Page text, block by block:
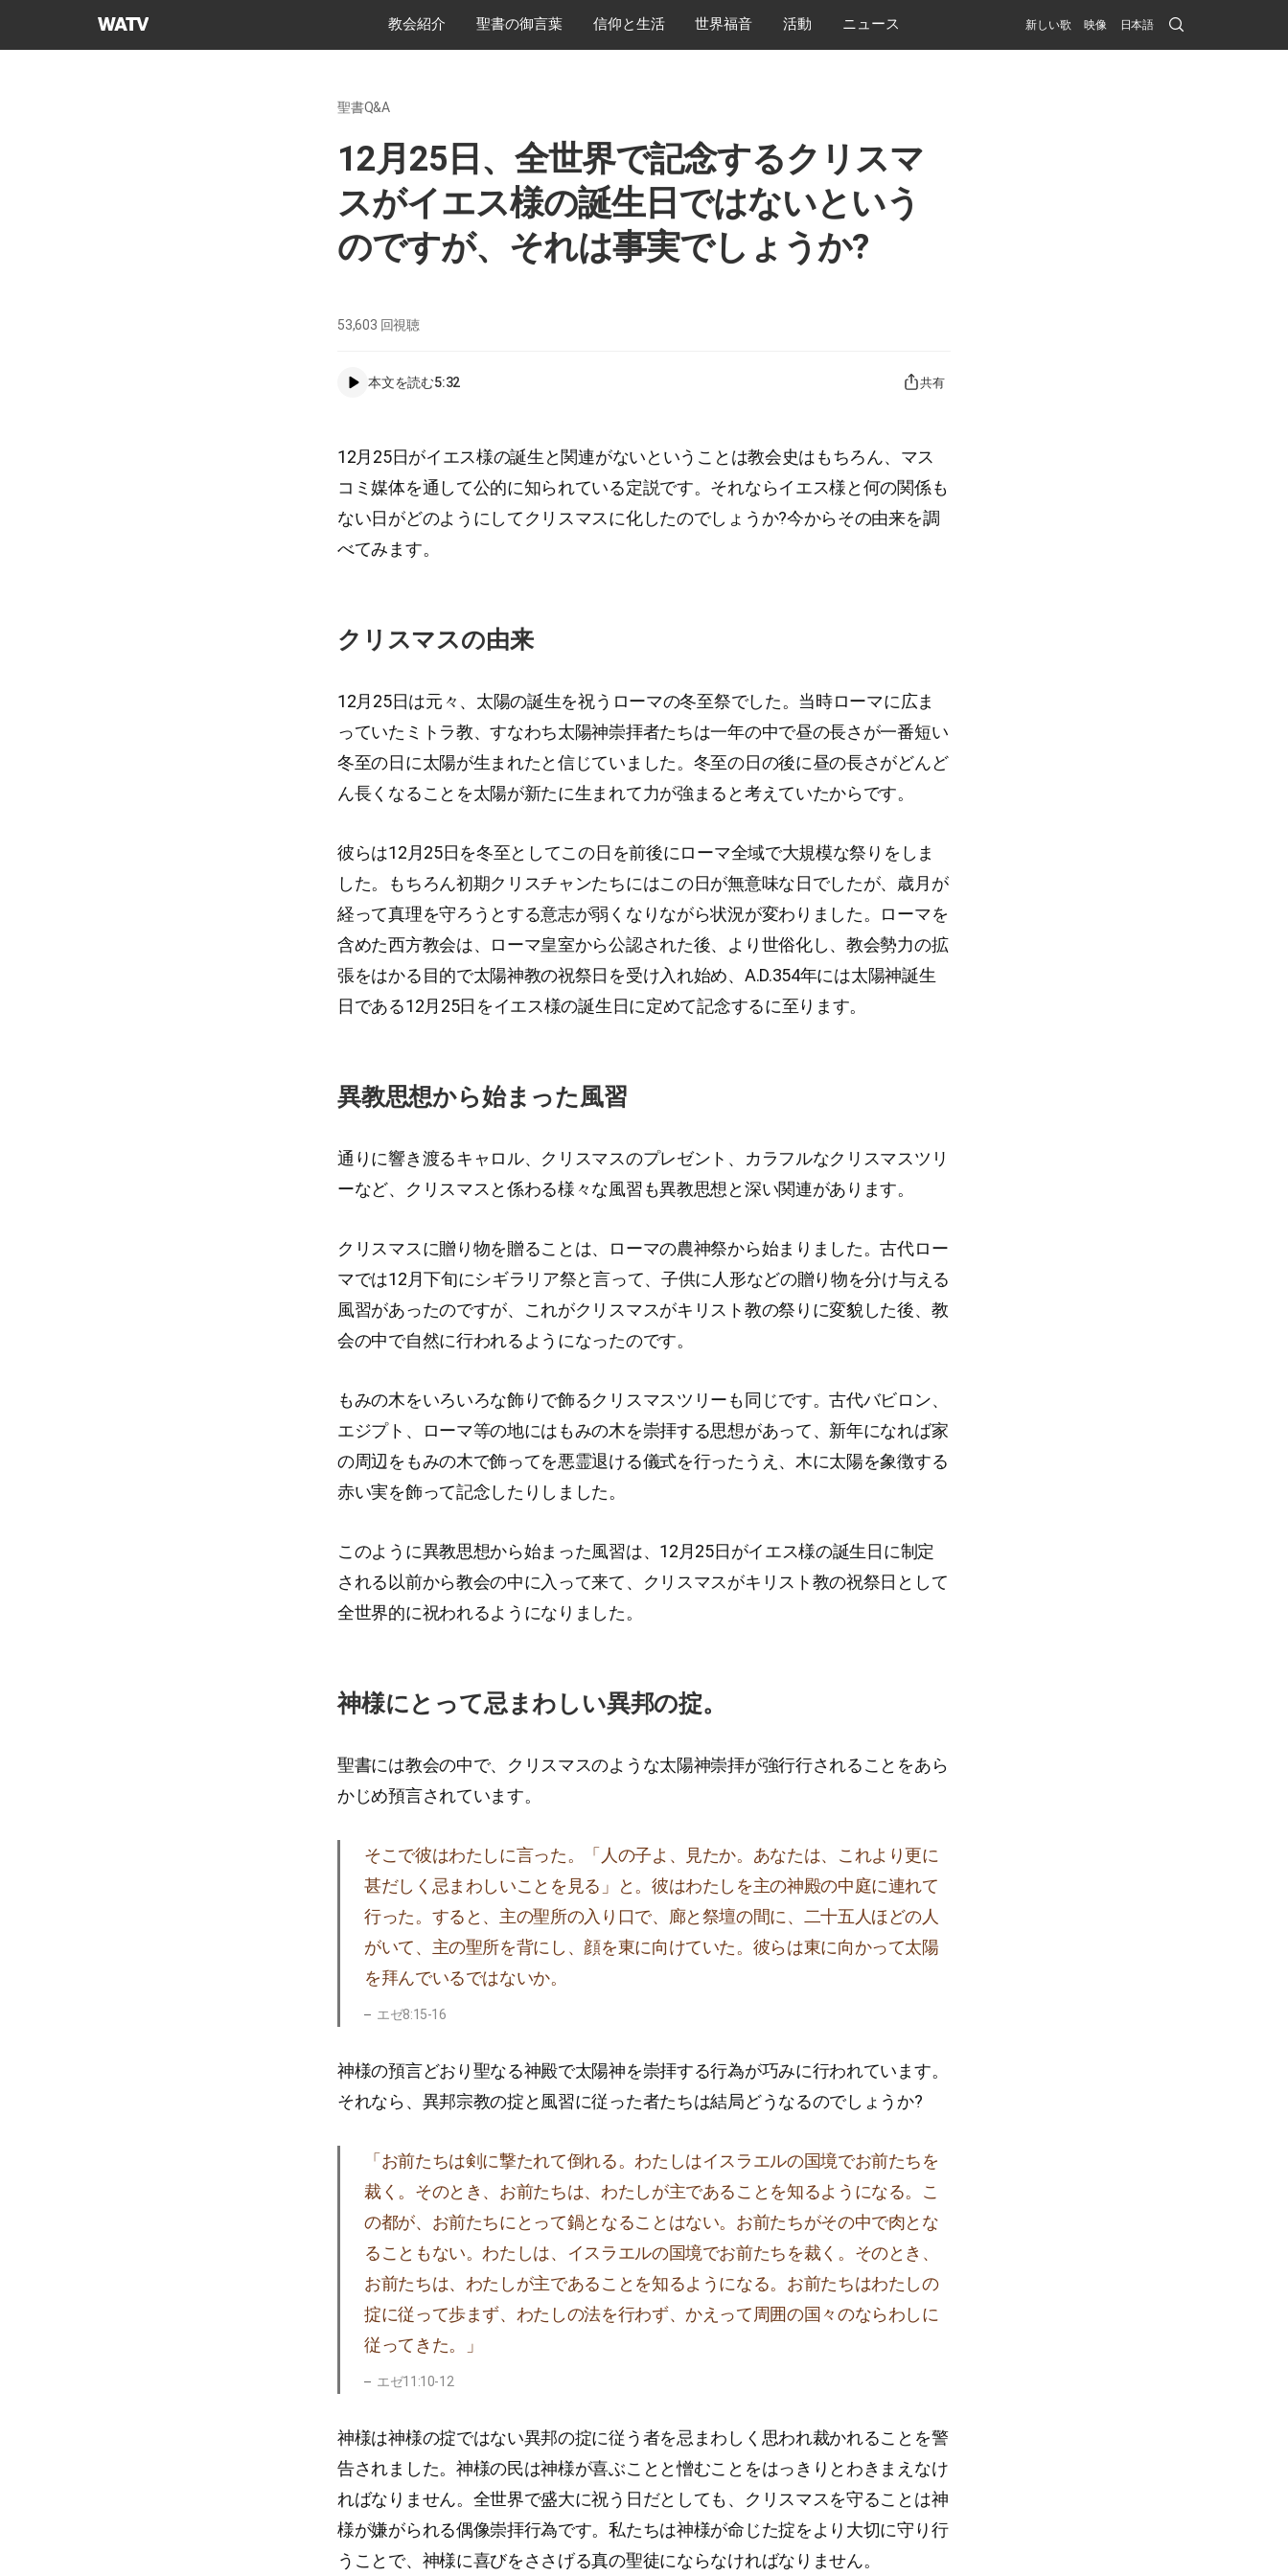
神
教会紹介 ​聖書の御言葉 ​信仰と生活 世界福音 活動 ニュース 新しい歌 映像 日本語 Search
Submit
聖書Q&A
12月25日、全世界で記念するクリスマ
スがイエス様の誕生日ではないという
のですが、それは事実でしょうか?
53,603 回視聴
本文を読む5:32 共有
12月25日がイエス様の誕生と関連がないということは教会史はもちろん、マス
コミ媒体を通して公的に知られている定説です。それならイエス様と何の関係も
ない日がどのようにしてクリスマスに化したのでしょうか?今からその由来を調
べてみます。
クリスマスの由来
12月25日は元々、太陽の誕生を祝うローマの冬至祭でした。当時ローマに広ま
っていたミトラ教、すなわち太陽神崇拝者たちは一年の中で昼の長さが一番短い
冬至の日に太陽が生まれたと信じていました。冬至の日の後に昼の長さがどんど
ん長くなることを太陽が新たに生まれて力が強まると考えていたからです。
彼らは12月25日を冬至としてこの日を前後にローマ全域で大規模な祭りをしま
した。もちろん初期クリスチャンたちにはこの日が無意味な日でしたが、歳月が
経って真理を守ろうとする意志が弱くなりながら状況が変わりました。ローマを
含めた西方教会は、ローマ皇室から公認された後、より世俗化し、教会勢力の拡
張をはかる目的で太陽神教の祝祭日を受け入れ始め、A.D.354年には太陽神誕生
日である12月25日をイエス様の誕生日に定めて記念するに至ります。
異教思想から始まった風習
通りに響き渡るキャロル、クリスマスのプレゼント、カラフルなクリスマスツリ
ーなど、クリスマスと係わる様々な風習も異教思想と深い関連があります。
クリスマスに贈り物を贈ることは、ローマの農神祭から始まりました。古代ロー
マでは12月下旬にシギラリア祭と言って、子供に人形などの贈り物を分け与える
風習があったのですが、これがクリスマスがキリスト教の祭りに変貌した後、教
会の中で自然に行われるようになったのです。
もみの木をいろいろな飾りで飾るクリスマスツリーも同じです。古代バビロン、
エジプト、ローマ等の地にはもみの木を崇拝する思想があって、新年になれば家
の周辺をもみの木で飾ってを悪霊退ける儀式を行ったうえ、木に太陽を象徴する
赤い実を飾って記念したりしました。
このように異教思想から始まった風習は、12月25日がイエス様の誕生日に制定
される以前から教会の中に入って来て、クリスマスがキリスト教の祝祭日として
全世界的に祝われるようになりました。
神様にとって忌まわしい異邦の掟。
聖書には教会の中で、クリスマスのような太陽神崇拝が強行行されることをあら
かじめ預言されています。
そこで彼はわたしに言った。「人の子よ、見たか。あなたは、これより更に
甚だしく忌まわしいことを見る」と。彼はわたしを主の神殿の中庭に連れて
行った。すると、主の聖所の入り口で、廊と祭壇の間に、二十五人ほどの人
がいて、主の聖所を背にし、顔を東に向けていた。彼らは東に向かって太陽
を拜んでいるではないか。
エゼ8:15-16
神様の預言どおり聖なる神殿で太陽神を崇拝する行為が巧みに行われています。
それなら、異邦宗教の掟と風習に従った者たちは結局どうなるのでしょうか?
「お前たちは剣に撃たれて倒れる。わたしはイスラエルの国境でお前たちを
裁く。そのとき、お前たちは、わたしが主であることを知るようになる。こ
の都が、お前たちにとって鍋となることはない。お前たちがその中で肉とな
ることもない。わたしは、イスラエルの国境でお前たちを裁く。そのとき、
お前たちは、わたしが主であることを知るようになる。お前たちはわたしの
掟に従って歩まず、わたしの法を行わず、かえって周囲の国々のならわしに
従ってきた。」
エゼ11:10-12
神様は神様の掟ではない異邦の掟に従う者を忌まわしく思われ裁かれることを警
告されました。神様の民は神様が喜ぶことと憎むことをはっきりとわきまえなけ
ればなりません。全世界で盛大に祝う日だとしても、クリスマスを守ることは神
様が嫌がられる偶像崇拝行為です。私たちは神様が命じた掟をより大切に守り行
うことで、神様に喜びをささげる真の聖徒にならなければなりません。